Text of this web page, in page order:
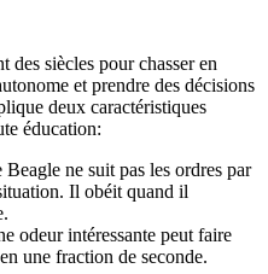
des siècles pour chasser en
et prendre des décisions
deux caractéristiques
éducation:
Beagle ne suit pas les ordres par
Il obéit quand il
odeur intéressante peut faire
une fraction de seconde.